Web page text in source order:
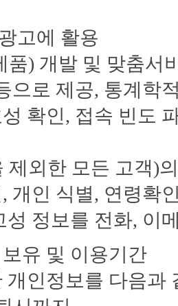
고에 활용
품) 개발 및 맞춤서
으로 제공, 통계학
확인, 접속 빈도
제외한 모든 고객)
개인 식별, 연령확
성 정보를 전화, 이
유 및 이용기간
개인정보를 다음과